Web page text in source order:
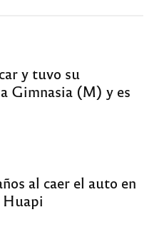
y tuvo su
Gimnasia (M) y es
al caer el auto en
Huapi